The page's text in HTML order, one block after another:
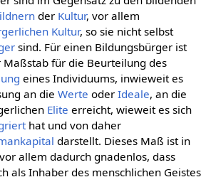
der Kultur, vor allem
Kultur, so sie nicht selbst
sind. Für einen Bildungsbürger ist
für die Beurteilung des
eines Individuums, inwieweit es
an die Werte oder Ideale, an die
Elite erreicht, wieweit es sich
hat und von daher
darstellt. Dieses Maß ist in
allem dadurch gnadenlos, dass
als Inhaber des menschlichen Geistes